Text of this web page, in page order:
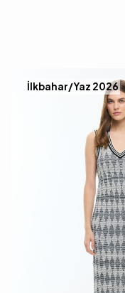
İlkbahar/Yaz 2026